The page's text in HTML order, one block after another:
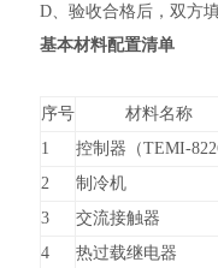
D、 验收合格后，双方
基本材料配置清单
序号
材料名称
1
控制器 （TEMI-
2
制冷机
3
交流接触器
4
热过载继电器